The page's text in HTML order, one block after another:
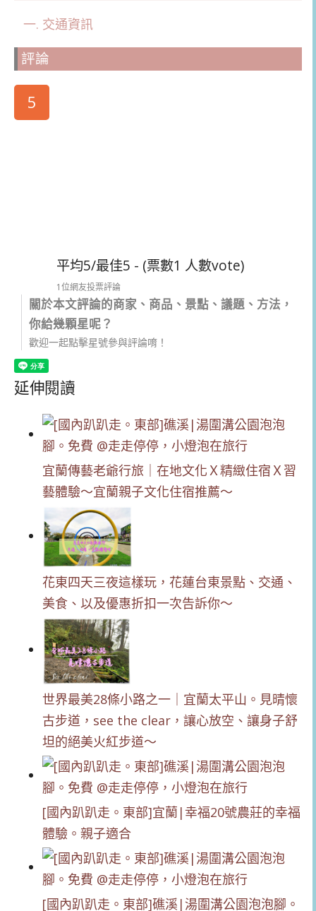
交通資訊
評論
5
平均5/最佳5 - (票數1 人數vote)
1位網友投票評論
關於本文評論的商家、商品、景點、議題、方法，
你給幾顆星呢？
歡迎一起點擊星號參與評論唷！
延伸閱讀
宜蘭傳藝老爺行旅｜在地文化Ｘ精緻住宿Ｘ習
藝體驗～宜蘭親子文化住宿推薦～
花東四天三夜這樣玩，花蓮台東景點、交通、
美食、以及優惠折扣一次告訴你～
世界最美28條小路之一｜宜蘭太平山。見晴懷
古步道，see the clear，讓心放空、讓身子舒
坦的絕美火紅步道～
[國內趴趴走。東部]宜蘭|幸福20號農莊的幸福
體驗。親子適合
[國內趴趴走。東部]礁溪|湯圍溝公園泡泡腳。